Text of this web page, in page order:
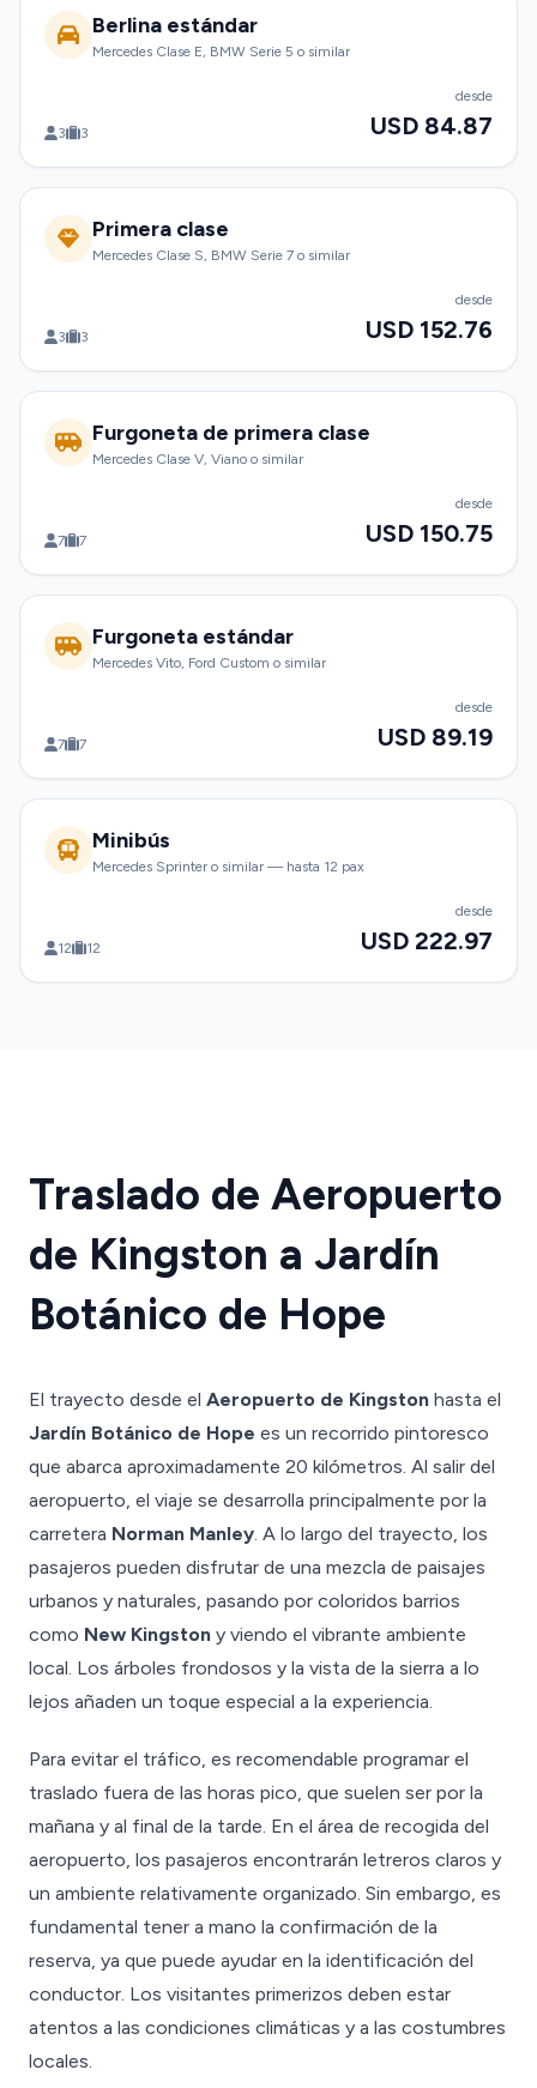
Berlina estándar
Mercedes Clase E, BMW Serie 5 o similar
3 3
desde
USD 84.87
Primera clase
Mercedes Clase S, BMW Serie 7 o similar
3 3
desde
USD 152.76
Furgoneta de primera clase
Mercedes Clase V, Viano o similar
7 7
desde
USD 150.75
Furgoneta estándar
Mercedes Vito, Ford Custom o similar
7 7
desde
USD 89.19
Minibús
Mercedes Sprinter o similar — hasta 12 pax
12 12
desde
USD 222.97
Traslado de Aeropuerto
de Kingston a Jardín
Botánico de Hope
El trayecto desde el Aeropuerto de Kingston hasta el
Jardín Botánico de Hope es un recorrido pintoresco
que abarca aproximadamente 20 kilómetros. Al salir del
aeropuerto, el viaje se desarrolla principalmente por la
carretera Norman Manley. A lo largo del trayecto, los
pasajeros pueden disfrutar de una mezcla de paisajes
urbanos y naturales, pasando por coloridos barrios
como New Kingston y viendo el vibrante ambiente
local. Los árboles frondosos y la vista de la sierra a lo
lejos añaden un toque especial a la experiencia.
Para evitar el tráfico, es recomendable programar el
traslado fuera de las horas pico, que suelen ser por la
mañana y al final de la tarde. En el área de recogida del
aeropuerto, los pasajeros encontrarán letreros claros y
un ambiente relativamente organizado. Sin embargo, es
fundamental tener a mano la confirmación de la
reserva, ya que puede ayudar en la identificación del
conductor. Los visitantes primerizos deben estar
atentos a las condiciones climáticas y a las costumbres
locales.